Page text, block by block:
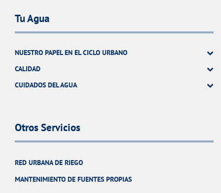
Tu Agua
NUESTRO PAPEL EN EL CICLO URBANO
CALIDAD
CUIDADOS DEL AGUA
Otros Servicios
RED URBANA DE RIEGO
MANTENIMIENTO DE FUENTES PROPIAS